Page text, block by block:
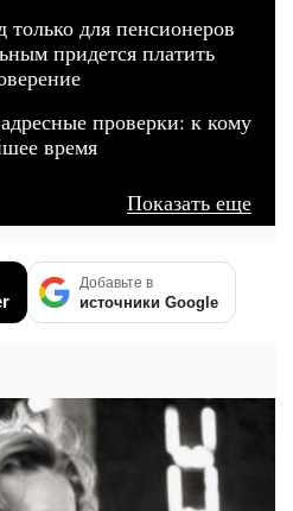
только для пенсионеров
придется платить
проверки: к кому
время
Показать еще
Добавьте в
источники Google